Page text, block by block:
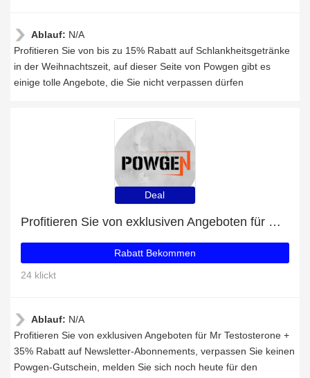
Ablauf: N/A
Profitieren Sie von bis zu 15% Rabatt auf Schlankheitsgetränke
in der Weihnachtszeit, auf dieser Seite von Powgen gibt es
einige tolle Angebote, die Sie nicht verpassen dürfen
Deal
Profitieren Sie von exklusiven Angeboten für Mr Testosterone + 35% Rabatt auf Newsletter-Abonnements
Rabatt Bekommen
24 klickt
Ablauf: N/A
Profitieren Sie von exklusiven Angeboten für Mr Testosterone +
35% Rabatt auf Newsletter-Abonnements, verpassen Sie keinen
Powgen-Gutschein, melden Sie sich noch heute für den